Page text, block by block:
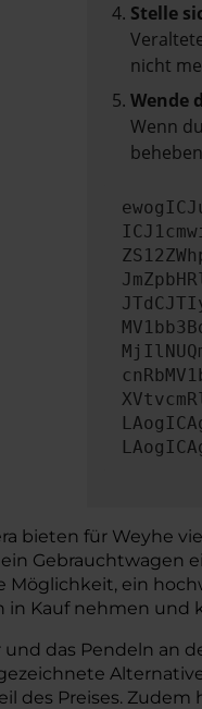
Stelle
nicht
Wende
Wenn
bieten für Weyhe
ein
Kauf nehmen und
und das Pendeln an
des Preises.